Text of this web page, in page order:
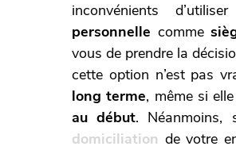
inconvénients
personnelle comme
vous de prendre la
cette option n’est pas
long terme, même si
au début. Néanmoins,
domiciliation de votre